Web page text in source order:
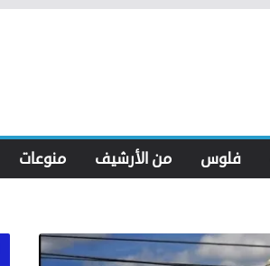
فلوس من الأرشيف منوعات